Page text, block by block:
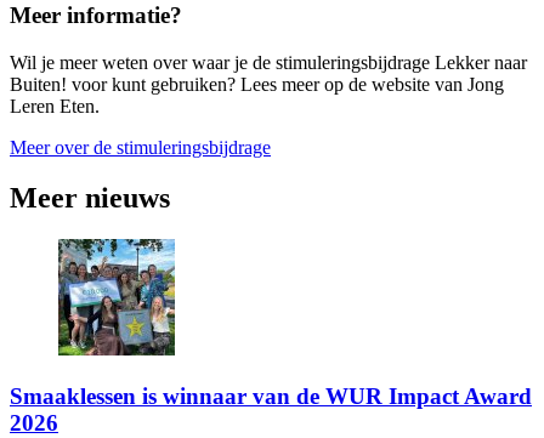
Meer informatie?
Wil je meer weten over waar je de stimuleringsbijdrage Lekker naar
Buiten! voor kunt gebruiken? Lees meer op de website van Jong
Leren Eten.
Meer over de stimuleringsbijdrage
Meer nieuws
Smaaklessen is winnaar van de WUR Impact Award
2026